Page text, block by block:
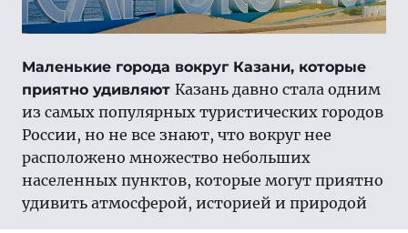
Маленькие города вокруг Казани, которые
приятно удивляют Казань давно стала одним
из самых популярных туристических городов
России, но не все знают, что вокруг нее
расположено множество небольших
населенных пунктов, которые могут приятно
удивить атмосферой, историей и природой